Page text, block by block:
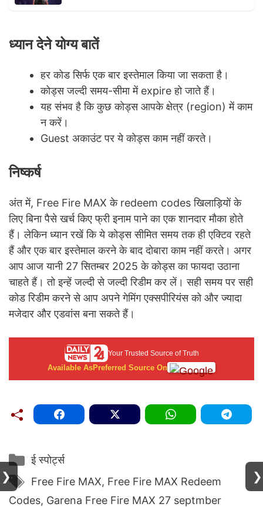
ध्यान देने योग्य बातें
हर कोड सिर्फ एक बार इस्तेमाल किया जा सकता है।
कोड्स जल्दी समय-सीमा में expire हो जाते हैं।
यह संभव है कि कुछ कोड्स आपके क्षेत्र (region) में काम
न करें।
Guest अकाउंट पर ये कोड्स काम नहीं करते।
निष्कर्ष
अंत में, Free Fire MAX के redeem codes खिलाड़ियों के
लिए बिना पैसे खर्च किए फ्री इनाम पाने का एक शानदार मौका होते
हैं। लेकिन ध्यान रखें कि ये कोड्स सीमित समय तक ही एक्टिव रहते
हैं और एक बार इस्तेमाल करने के बाद दोबारा काम नहीं करते। अगर
आप आज यानी 27 सितम्बर 2025 के कोड्स का फायदा उठाना
चाहते हैं। तो इन्हें जल्दी से जल्दी रिडीम कर लें। सही समय पर सही
कोड रिडीम करने से आप अपने गेमिंग एक्सपीरियंस को और ज्यादा
मजेदार और एडवांस बना सकते हैं।
Your Trusted Source of Truth
Available AsPreferred Source On
Categories
ई स्पोर्ट्स
Tags
Free Fire MAX, Free Fire MAX Redeem
Codes, Garena Free Fire MAX 27 septmber
❯ ❯